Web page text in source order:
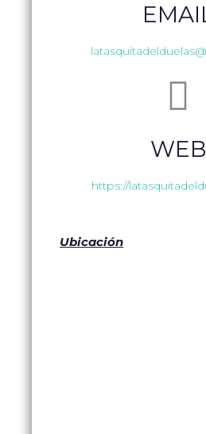
WEB
https://
Ubicación